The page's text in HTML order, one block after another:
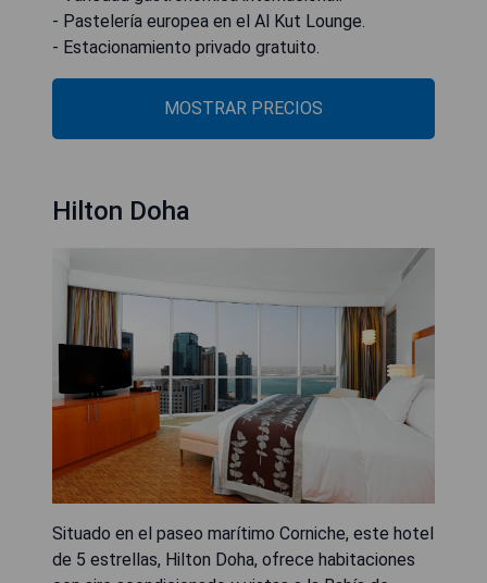
- Pastelería europea en el Al Kut Lounge.
- Estacionamiento privado gratuito.
MOSTRAR PRECIOS
Hilton Doha
Situado en el paseo marítimo Corniche, este hotel
de 5 estrellas, Hilton Doha, ofrece habitaciones